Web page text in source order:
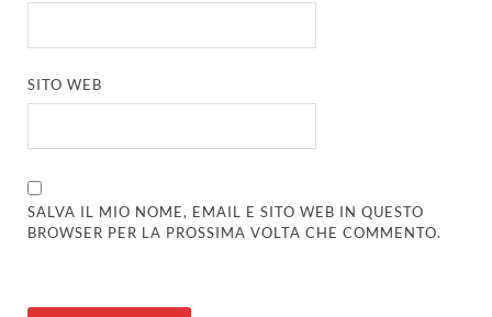
SITO WEB
SALVA IL MIO NOME, EMAIL E SITO WEB IN QUESTO
BROWSER PER LA PROSSIMA VOLTA CHE COMMENTO.